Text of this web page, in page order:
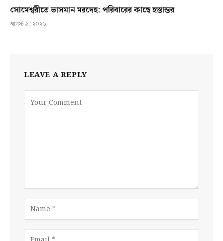
সোমেশ্বরীতে ভাসমান মরদেহ: পরিবারের কাছে হস্তান্তর
আগস্ট ৯, ২০২৬
LEAVE A REPLY